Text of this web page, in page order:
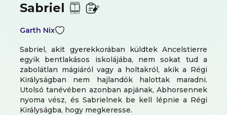
Sabriel
Garth Nix
Sabriel, akit gyerekkorában küldtek Ancelstierre
egyik bentlakásos iskolájába, nem sokat tud a
zabolátlan mágiáról vagy a holtakról, akik a Régi
Királyságban nem hajlandók halottak maradni.
Utolsó tanévében azonban apjának, Abhorsennek
nyoma vész, és Sabrielnek be kell lépnie a Régi
Királyságba, hogy megkeresse.